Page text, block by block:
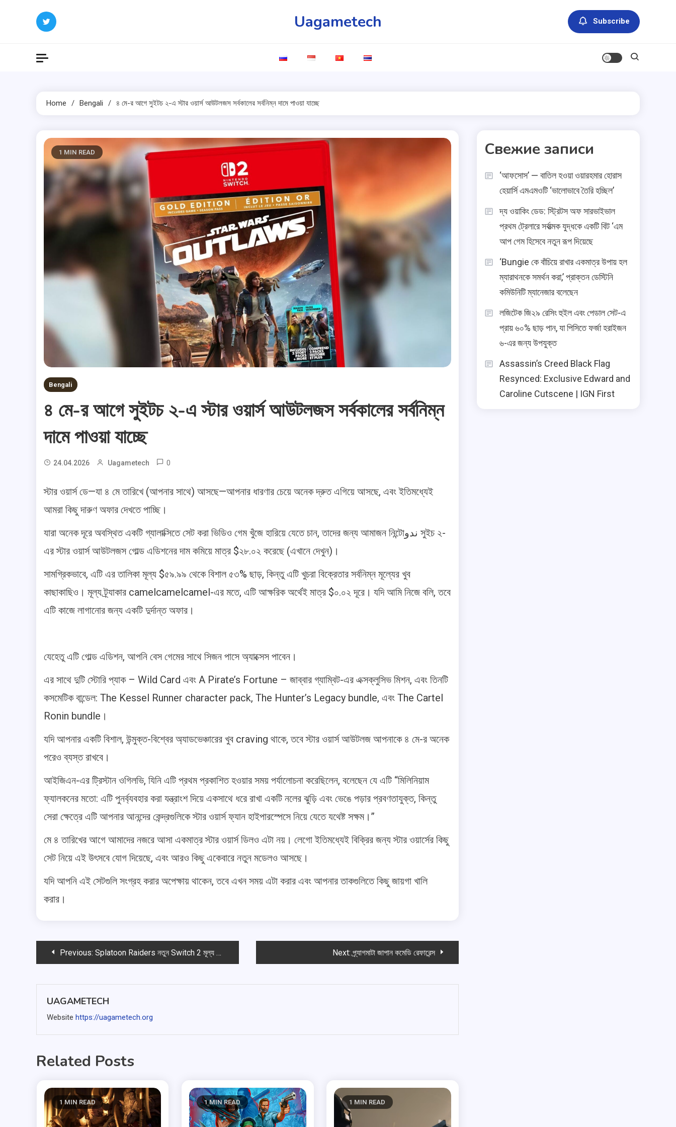
Uagametech Subscribe
Home Bengali ৪ মে-র আগে সুইটচ ২-এ স্টার ওয়ার্স আউটলজস সর্বকালের সর্বনিম্ন দামে পাওয়া যাচ্ছে
1 MIN READ
Bengali
৪ মে-র আগে সুইটচ ২-এ স্টার ওয়ার্স আউটলজস সর্বকালের সর্বনিম্ন
দামে পাওয়া যাচ্ছে
24.04.2026 Uagametech 0
স্টার ওয়ার্স ডে—যা ৪ মে তারিখে (আপনার সাথে) আসছে—আপনার ধারণার চেয়ে অনেক দ্রুত এগিয়ে আসছে, এবং ইতিমধ্যেই
আমরা কিছু দারুণ অফার দেখতে পাচ্ছি।
যারা অনেক দূরে অবস্থিত একটি গ্যালাক্সিতে সেট করা ভিডিও গেম খুঁজে হারিয়ে যেতে চান, তাদের জন্য আমাজন নিন্টোندو সুইচ ২-
এর স্টার ওয়ার্স আউটলজস গোল্ড এডিশনের দাম কমিয়ে মাত্র $২৮.০২ করেছে (এখানে দেখুন)।
সামগ্রিকভাবে, এটি এর তালিকা মূল্য $৫৯.৯৯ থেকে বিশাল ৫৩% ছাড়, কিন্তু এটি খুচরা বিক্রেতার সর্বনিম্ন মূল্যের খুব
কাছাকাছিও। মূল্য ট্র্যাকার camelcamelcamel-এর মতে, এটি আক্ষরিক অর্থেই মাত্র $০.০২ দূরে। যদি আমি নিজে বলি, তবে
এটি কাজে লাগানোর জন্য একটি দুর্দান্ত অফার।
যেহেতু এটি গোল্ড এডিশন, আপনি বেস গেমের সাথে সিজন পাসে অ্যাক্সেস পাবেন।
এর সাথে দুটি স্টোরি প্যাক – Wild Card এবং A Pirate’s Fortune – জাব্বার গ্যাম্বিট-এর এক্সক্লুসিভ মিশন, এবং তিনটি
কসমেটিক বান্ডেল: The Kessel Runner character pack, The Hunter’s Legacy bundle, এবং The Cartel
Ronin bundle।
যদি আপনার একটি বিশাল, উন্মুক্ত-বিশ্বের অ্যাডভেঞ্চারের খুব craving থাকে, তবে স্টার ওয়ার্স আউটলজ আপনাকে ৪ মে-র অনেক
পরেও ব্যস্ত রাখবে।
আইজিএন-এর ট্রিস্টান ওগিলভি, যিনি এটি প্রথম প্রকাশিত হওয়ার সময় পর্যালোচনা করেছিলেন, বলেছেন যে এটি “মিলিনিয়াম
ফ্যালকনের মতো: এটি পুনর্ব্যবহার করা যন্ত্রাংশ দিয়ে একসাথে ধরে রাখা একটি নলের ঝুড়ি এবং ভেঙে পড়ার প্রবণতাযুক্ত, কিন্তু
সেরা ক্ষেত্রে এটি আপনার আনন্দের কেন্দ্রগুলিকে স্টার ওয়ার্স ফ্যান হাইপারস্পেসে নিয়ে যেতে যথেষ্ট সক্ষম।”
মে ৪ তারিখের আগে আমাদের নজরে আসা একমাত্র স্টার ওয়ার্স ডিলও এটা নয়। লেগো ইতিমধ্যেই বিক্রির জন্য স্টার ওয়ার্সের কিছু
সেট নিয়ে এই উৎসবে যোগ দিয়েছে, এবং আরও কিছু একেবারে নতুন মডেলও আসছে।
যদি আপনি এই সেটগুলি সংগ্রহ করার অপেক্ষায় থাকেন, তবে এখন সময় এটা করার এবং আপনার তাকগুলিতে কিছু জায়গা খালি
করার।
পোস্টPrevious: Splatoon Raiders নতুন Switch 2 মূল্য নির্ধারণের সাথে প্রি-অর্ডারের জন্য উপলব্ধ Next: প্র্যাগমাটা জাপান কমেডি রেফারেন্স
UAGAMETECH
Website https://uagametech.org
Related Posts
1 MIN READ 1 MIN READ 1 MIN READ
Свежие записи
‘আফসোস’ — বাতিল হওয়া ওয়ারহমার হোরাস
হেয়ার্সি এমএমওটি ‘ভালোভাবে তৈরি হচ্ছিল’
দ্য ওয়াকিং ডেড: স্ট্রিটস অফ সারভাইভাল
প্রথম ট্রেলারে সর্বাত্মক যুদ্ধকে একটি বিট ‘এম
আপ গেম হিসেবে নতুন রূপ দিয়েছে
‘Bungie কে বাঁচিয়ে রাখার একমাত্র উপায় হল
ম্যারাথনকে সমর্থন করা,’ প্রাক্তন ডেস্টিনি
কমিউনিটি ম্যানেজার বলেছেন
লজিটেক জি২৯ রেসিং হুইল এবং পেডাল সেট-এ
প্রায় ৬০% ছাড় পান, যা পিসিতে ফর্জা হরাইজন
৬-এর জন্য উপযুক্ত
Assassin’s Creed Black Flag
Resynced: Exclusive Edward and
Caroline Cutscene | IGN First